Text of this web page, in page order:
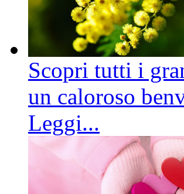
Scopri tutti i
un caloroso
Leggi...